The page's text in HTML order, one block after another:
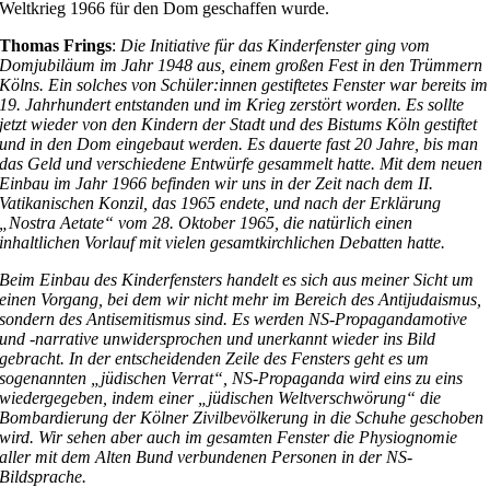
Weltkrieg 1966 für den Dom geschaffen wurde.
Thomas Frings: Die Initiative für das Kinderfenster ging vom
Domjubiläum im Jahr 1948 aus, einem großen Fest in den Trümmern
Kölns. Ein solches von Schüler:innen gestiftetes Fenster war bereits im
19. Jahrhundert entstanden und im Krieg zerstört worden. Es sollte
jetzt wieder von den Kindern der Stadt und des Bistums Köln gestiftet
und in den Dom eingebaut werden. Es dauerte fast 20 Jahre, bis man
das Geld und verschiedene Entwürfe gesammelt hatte. Mit dem neuen
Einbau im Jahr 1966 befinden wir uns in der Zeit nach dem II.
Vatikanischen Konzil, das 1965 endete, und nach der Erklärung
„Nostra Aetate“ vom 28. Oktober 1965, die natürlich einen
inhaltlichen Vorlauf mit vielen gesamtkirchlichen Debatten hatte.
Beim Einbau des Kinderfensters handelt es sich aus meiner Sicht um
einen Vorgang, bei dem wir nicht mehr im Bereich des Antijudaismus,
sondern des Antisemitismus sind. Es werden NS-Propagandamotive
und -narrative unwidersprochen und unerkannt wieder ins Bild
gebracht. In der entscheidenden Zeile des Fensters geht es um
sogenannten „jüdischen Verrat“, NS-Propaganda wird eins zu eins
wiedergegeben, indem einer „jüdischen Weltverschwörung“ die
Bombardierung der Kölner Zivilbevölkerung in die Schuhe geschoben
wird. Wir sehen aber auch im gesamten Fenster die Physiognomie
aller mit dem Alten Bund verbundenen Personen in der NS-
Bildsprache.